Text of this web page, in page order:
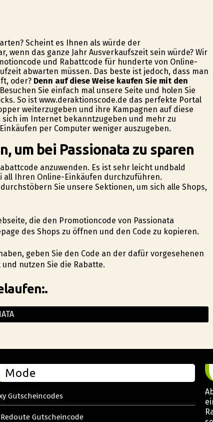
Scheint es Ihnen als würde der
wenn das ganze Jahr Ausverkaufszeit sein würde? Wir
und Rabattcode für hunderte von Online-
abwarten müssen. Das beste ist jedoch, dass man
oder? Denn auf diese Weise kaufen Sie mit den
Sie einfach mal unsere Seite und holen Sie
So ist www.deraktionscode.de das perfekte Portal
weiterzugeben und ihre Kampagnen auf diese
sich im Internet bekanntzugeben und mehr zu
per Computer weniger auszugeben.
um bei Passionata zu sparen
anzuwenden. Es ist sehr leicht undbald
all Ihren Online-Einkäufen durchzuführen.
Sie unsere Sektionen, um sich alle Shops,
die den Promotioncode von Passionata
des Shops zu öffnen und den Code zu kopieren.
geben Sie den Code an der dafür vorgesehenen
nutzen Sie die Rabatte.
Mode
Gutscheincodes
Gutscheincode